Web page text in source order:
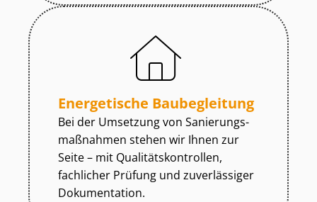
Energetische Baubegleitung
Bei der Umsetzung von Sa­nie­rungs­
maß­nah­men stehen wir Ihnen zur
Seite – mit Qua­li­täts­kon­trol­len,
fachlicher Prüfung und zuverlässiger
Dokumentation.